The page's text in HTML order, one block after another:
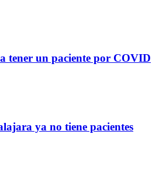
tener un paciente por COVID
ya no tiene pacientes